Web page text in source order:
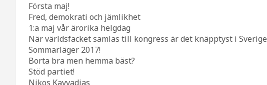
Första maj!
Fred, demokrati och jämlikhet
1:a maj vår ärorika helgdag
När världsfacket samlas till kongress är det knäpptyst i Sverige
Sommarläger 2017!
Borta bra men hemma bäst?
Stöd partiet!
Nikos Kavvadias